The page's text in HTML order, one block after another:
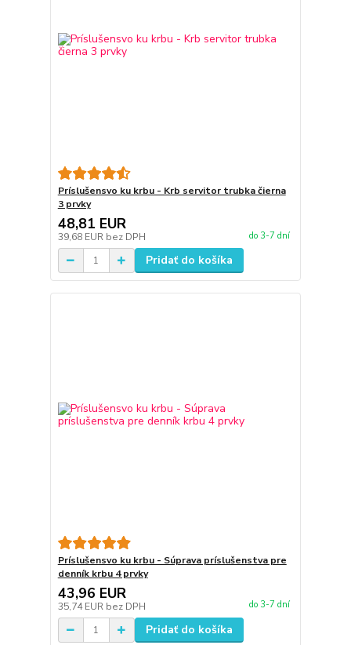
Príslušensvo ku krbu - Krb servitor trubka čierna
3 prvky
48,81 EUR
39,68 EUR bez DPH do 3-7 dní
Pridať do košíka
Príslušensvo ku krbu - Súprava príslušenstva pre
denník krbu 4 prvky
43,96 EUR
35,74 EUR bez DPH do 3-7 dní
Pridať do košíka